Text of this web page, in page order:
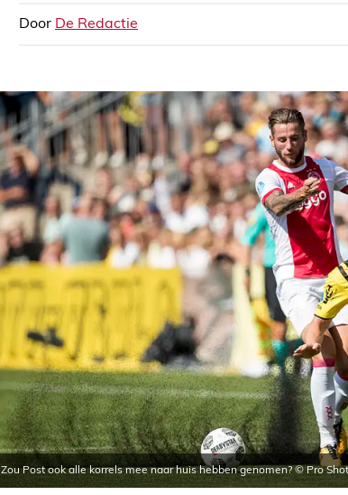
Door De Redactie
Zou Post ook alle korrels mee naar huis hebben genomen? © Pro